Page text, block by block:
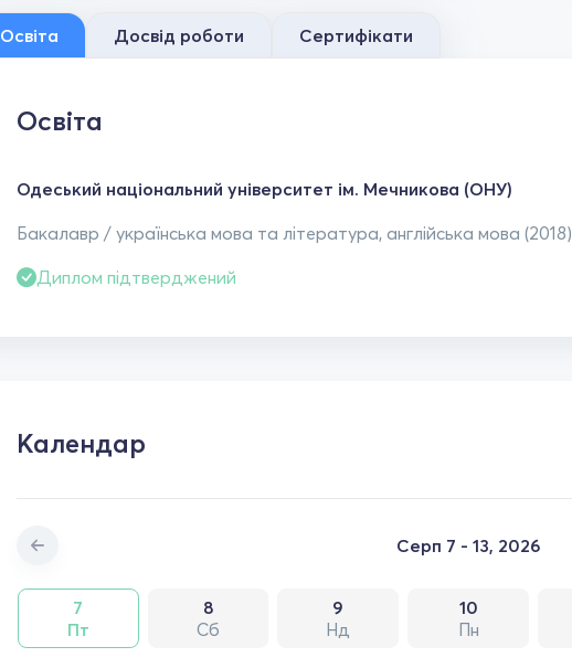
Освіта Досвід роботи Сертифікати
Освіта
Одеський національний університет ім. Мечникова (ОНУ)
Бакалавр / українська мова та література, англійська мова (2018)
Диплом підтверджений
Календар
Серп 7 - 13, 2026
7
Пт
8
Сб
9
Нд
10
Пн